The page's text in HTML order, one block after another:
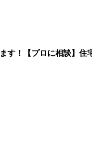
す！【プロに相談】